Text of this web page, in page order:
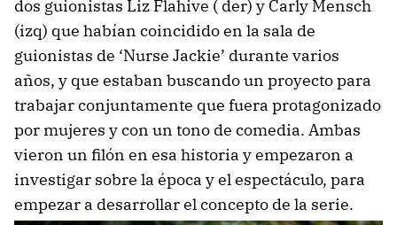
dos guionistas Liz Flahive ( der) y Carly Mensch
(izq) que habían coincidido en la sala de
guionistas de ‘Nurse Jackie’ durante varios
años, y que estaban buscando un proyecto para
trabajar conjuntamente que fuera protagonizado
por mujeres y con un tono de comedia. Ambas
vieron un filón en esa historia y empezaron a
investigar sobre la época y el espectáculo, para
empezar a desarrollar el concepto de la serie.